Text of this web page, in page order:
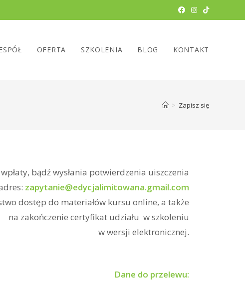
OFERTA SZKOLENIA BLOG KONTAKT
> Zapisz się
bądź wysłania potwierdzenia uiszczenia
zapytanie@edycjalimitowana.gmail.com
dostęp do materiałów kursu online, a także
na zakończenie certyfikat udziału w szkoleniu
w wersji elektronicznej.
Dane do przelewu: